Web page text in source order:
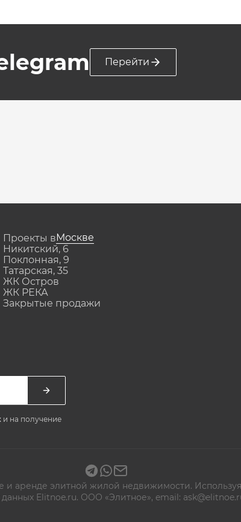
Перейти
Проекты вМоскве
Никитский, 6
Поклонная, 9
Татарская, 35
ЖК Остров
ЖК РЕКА
Закрытые продажи
и на получение
аренде элитной жилой недвижимости.
Elitnoe.ru. ООО «Элитное», email: